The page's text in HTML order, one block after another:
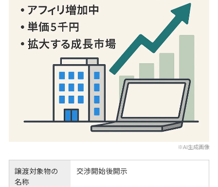
※AI生成画像
譲渡対象物の
名称
交渉開始後開示